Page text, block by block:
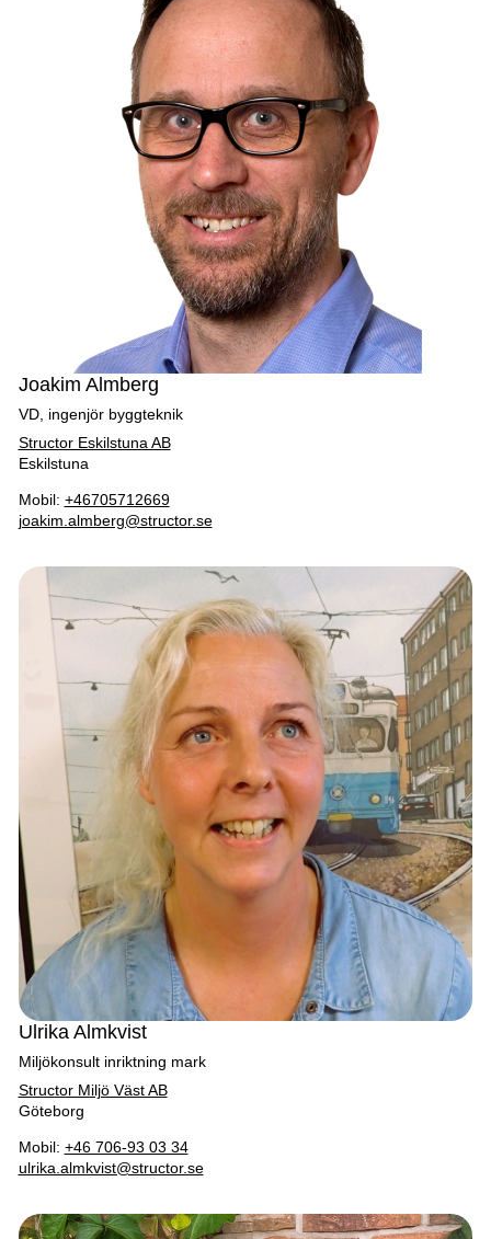
Joakim Almberg
VD, ingenjör byggteknik
Structor Eskilstuna AB
Eskilstuna
Mobil: +46705712669
joakim.almberg@structor.se
Ulrika Almkvist
Miljökonsult inriktning mark
Structor Miljö Väst AB
Göteborg
Mobil: +46 706-93 03 34
ulrika.almkvist@structor.se